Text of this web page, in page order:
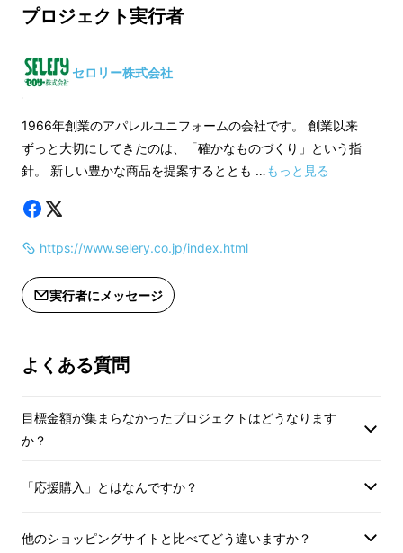
見た目からも清涼感がアップしますのでこれか
また、乾きやすい素材のため、洗濯後の乾燥時
◆普通サイズ＜ホワイト＞
プロジェクト実行者
セロリー株式会社
1966年創業のアパレルユニフォームの会社です。 創業以来
ずっと大切にしてきたのは、「確かなものづくり」という指
針。 新しい豊かな商品を提案するととも …もっと見る
https://www.selery.co.jp/index.html
実行者にメッセージ
よくある質問
目標金額が集まらなかったプロジェクトはどうなります
か？
「応援購入」とはなんですか？
他のショッピングサイトと比べてどう違いますか？